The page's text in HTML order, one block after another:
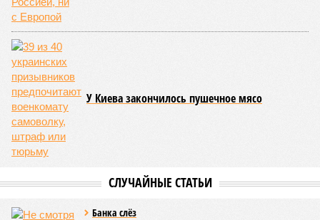
У Киева закончилось пушечное мясо
СЛУЧАЙНЫЕ СТАТЬИ
Банка слёз